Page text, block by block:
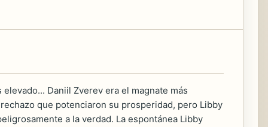
Daniil Zverev era el magnate más
que potenciaron su prosperidad, pero Libby
a la verdad. La espontánea Libby